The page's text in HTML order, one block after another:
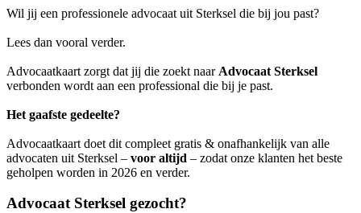
Wil jij een professionele advocaat uit Sterksel die bij jou past?
Lees dan vooral verder.
Advocaatkaart zorgt dat jij die zoekt naar Advocaat Sterksel
verbonden wordt aan een professional die bij je past.
Het gaafste gedeelte?
Advocaatkaart doet dit compleet gratis & onafhankelijk van alle
advocaten uit Sterksel – voor altijd – zodat onze klanten het beste
geholpen worden in 2026 en verder.
Advocaat Sterksel gezocht?